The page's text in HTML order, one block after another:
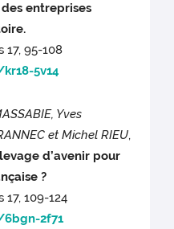
entreprises
17, 95-108
5v14
Yves
et Michel RIEU,
d’avenir pour
?
109-124
2f71